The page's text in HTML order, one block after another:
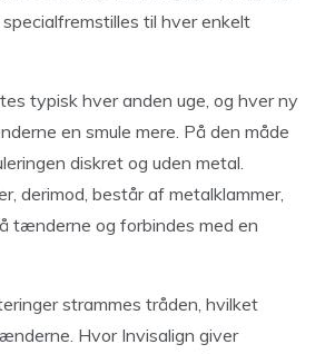
til hver enkelt
typisk hver anden uge, og hver ny
en smule mere. På den måde
diskret og uden metal.
derimod, består af metalklammer,
tænderne og forbindes med en
strammes tråden, hvilket
Hvor Invisalign giver